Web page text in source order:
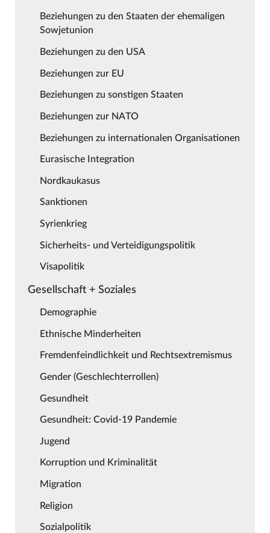
Beziehungen zu den Staaten der ehemaligen
Sowjetunion
Beziehungen zu den USA
Beziehungen zur EU
Beziehungen zu sonstigen Staaten
Beziehungen zur NATO
Beziehungen zu internationalen Organisationen
Eurasische Integration
Nordkaukasus
Sanktionen
Syrienkrieg
Sicherheits- und Verteidigungspolitik
Visapolitik
Gesellschaft + Soziales
Demographie
Ethnische Minderheiten
Fremdenfeindlichkeit und Rechtsextremismus
Gender (Geschlechterrollen)
Gesundheit
Gesundheit: Covid-19 Pandemie
Jugend
Korruption und Kriminalität
Migration
Religion
Sozialpolitik